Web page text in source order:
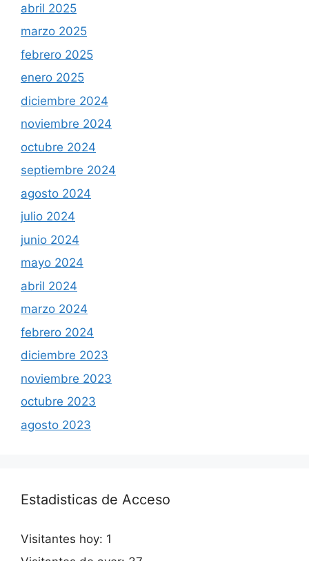
abril 2025
marzo 2025
febrero 2025
enero 2025
diciembre 2024
noviembre 2024
octubre 2024
septiembre 2024
agosto 2024
julio 2024
junio 2024
mayo 2024
abril 2024
marzo 2024
febrero 2024
diciembre 2023
noviembre 2023
octubre 2023
agosto 2023
Estadisticas de Acceso
Visitantes hoy: 1